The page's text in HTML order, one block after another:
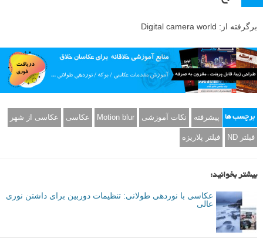
برگرفته از: Digital camera world
برچسب ها پیشرفته نکات آموزشی Motion blur عکاسی عکاسی از شهر
فیلتر ND فیلتر پلاریزه
بیشتر بخوانید:
عکاسی با نوردهی طولانی: تنظیمات دوربین برای داشتن نوری
عالی